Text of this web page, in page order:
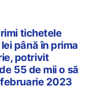
tichetele
până în prima
potrivit
55 de mii o să
2023